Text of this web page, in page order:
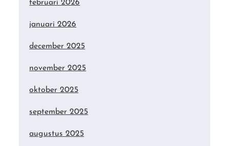
februari 2026
januari 2026
december 2025
november 2025
oktober 2025
september 2025
augustus 2025